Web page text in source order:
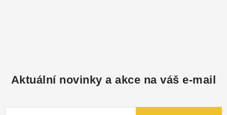
Aktuální novinky a akce na váš e-mail